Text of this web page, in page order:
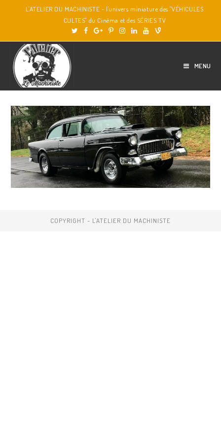
L'ATELIER DU MACHINISTE - l'univers miniature des "VÉHICULES
CULTES" du Cinéma et des SÉRIES TV
MENU
COPYRIGHT - L'ATELIER DU MACHINISTE